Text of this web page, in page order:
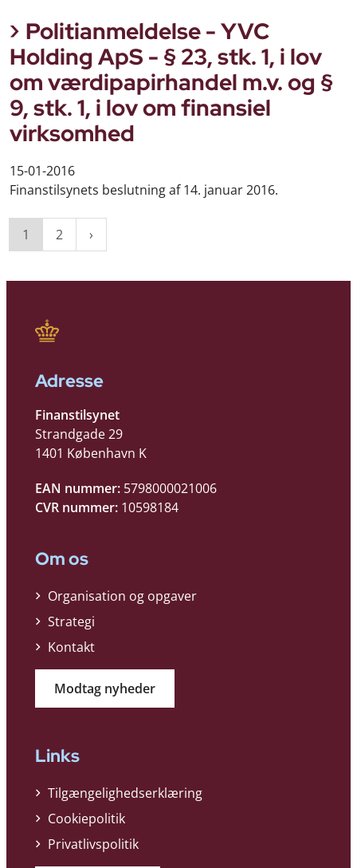
Politianmeldelse - YVC
Holding ApS - § 23, stk. 1, i lov
om værdipapirhandel m.v. og §
9, stk. 1, i lov om finansiel
virksomhed
15-01-2016
Finanstilsynets beslutning af 14. januar 2016.
1 2
Adresse
Finanstilsynet
Strandgade 29
1401 København K
EAN nummer: 5798000021006
CVR nummer: 10598184
Om os
Organisation og opgaver
Strategi
Kontakt
Modtag nyheder
Links
Tilgængelighedserklæring
Cookiepolitik
Privatlivspolitik